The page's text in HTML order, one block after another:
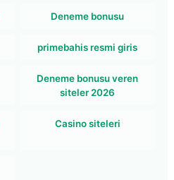
Deneme bonusu
primebahis resmi giris
Deneme bonusu veren
siteler 2026
Casino siteleri